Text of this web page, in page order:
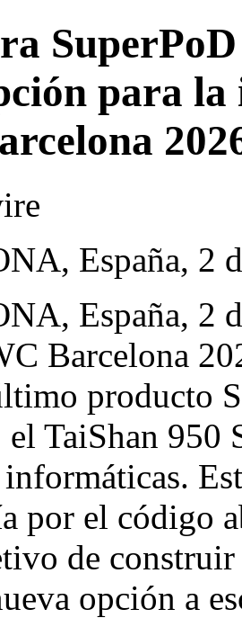
para
España, 2
España, 2
Barcelona
producto
el TaiShan 950
por el código
de
opción a